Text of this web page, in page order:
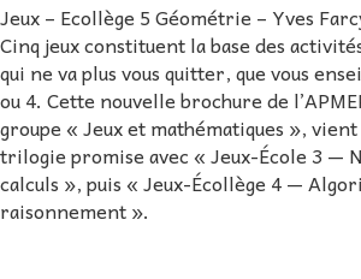
Jeux – Ecollège 5 Géométrie – Yves
Cinq jeux constituent la base des
qui ne va plus vous quitter, que vous
ou 4. Cette nouvelle brochure de
groupe « Jeux et mathématiques »,
trilogie promise avec « Jeux-École 3 —
calculs », puis « Jeux-Écollège 4 —
raisonnement ».